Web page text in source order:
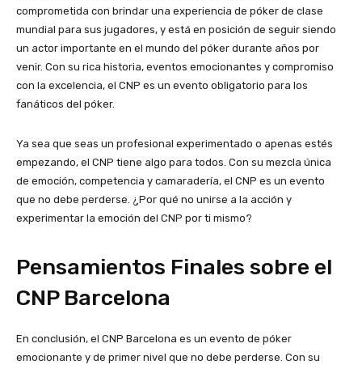
comprometida con brindar una experiencia de póker de clase
mundial para sus jugadores, y está en posición de seguir siendo
un actor importante en el mundo del póker durante años por
venir. Con su rica historia, eventos emocionantes y compromiso
con la excelencia, el CNP es un evento obligatorio para los
fanáticos del póker.
Ya sea que seas un profesional experimentado o apenas estés
empezando, el CNP tiene algo para todos. Con su mezcla única
de emoción, competencia y camaradería, el CNP es un evento
que no debe perderse. ¿Por qué no unirse a la acción y
experimentar la emoción del CNP por ti mismo?
Pensamientos Finales sobre el
CNP Barcelona
En conclusión, el CNP Barcelona es un evento de póker
emocionante y de primer nivel que no debe perderse. Con su